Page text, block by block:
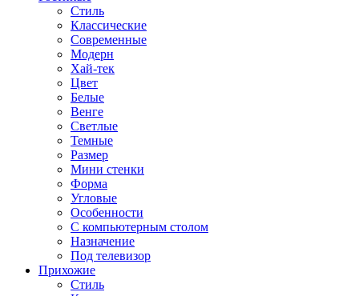
Стиль
Классические
Современные
Модерн
Хай-тек
Цвет
Белые
Венге
Светлые
Темные
Размер
Мини стенки
Форма
Угловые
Особенности
С компьютерным столом
Назначение
Под телевизор
Прихожие
Стиль